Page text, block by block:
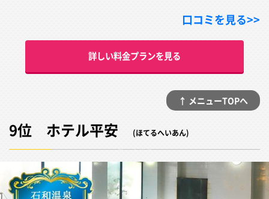
口コミを見る>>
詳しい料金プランを見る
↑ メニューTOPへ
9位 ホテル平安 (ほてるへいあん)